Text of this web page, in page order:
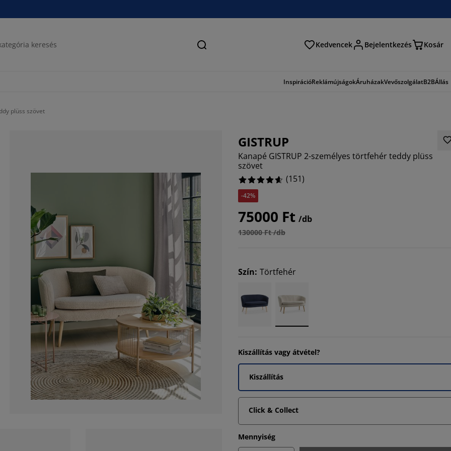
Keresés Kedvencek Bejelentkezés Kosár
InspirációReklámújságokÁruházakVevőszolgálatB2BÁllás
plüss szövet
GISTRUP
Kanapé GISTRUP 2-személyes törtfehér teddy plüss
szövet
(151)
-42%
75000 Ft /db
130000 Ft /db
Szín: Törtfehér
Kiszállítás vagy átvétel?
Kiszállítás
Click & Collect
Mennyiség
77.48344370860927%
12.582781456953644%
5.298013245033113%
2.6490066225165565%
1.9867549668874174%